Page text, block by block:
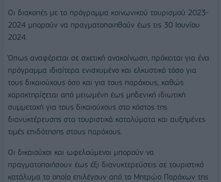
Οι διακοπές με το πρόγραμμα κοινωνικού τουρισμού 2023-
2024 μπορούν να πραγματοποιηθούν έως τις 30 Ιουνίου
2024.
Όπως αναφέρεται σε σχετική ανακοίνωση, πρόκειται για ένα
πρόγραμμα ιδιαίτερα ενισχυμένο και ελκυστικό τόσο για
τους δικαιούχους όσο και για τους παρόχους, καθώς
χαρακτηρίζεται από μειωμένη έως μηδενική ιδιωτική
συμμετοχή για τους δικαιούχους στο κόστος της
διανυκτέρευσης στα τουριστικά καταλύματα και αυξημένες
τιμές επιδότησης στους παρόχους.
Οι δικαιούχοι και ωφελούμενοι μπορούν να
πραγματοποιήσουν έως έξι διανυκτερεύσεις σε τουριστικό
κατάλυμα το οποίο επιλέγουν από το Μητρώο Παρόχων της